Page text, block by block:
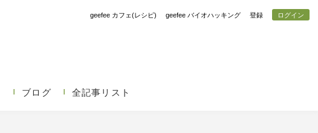
geefee カフェ(レシピ) geefee バイオハッキング 登録 ログイン
ブログ 全記事リスト